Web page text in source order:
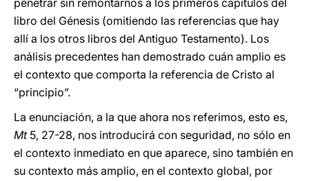
penetrar sin remontarnos a los primeros capítulos del
libro del Génesis (omitiendo las referencias que hay
allí a los otros libros del Antiguo Testamento). Los
análisis precedentes han demostrado cuán amplio es
el contexto que comporta la referencia de Cristo al
“principio”.
La enunciación, a la que ahora nos referimos, esto es,
Mt5, 27-28, nos introducirá con seguridad, no sólo en
el contexto inmediato en que aparece, sino también en
su contexto más amplio, en el contexto global, por